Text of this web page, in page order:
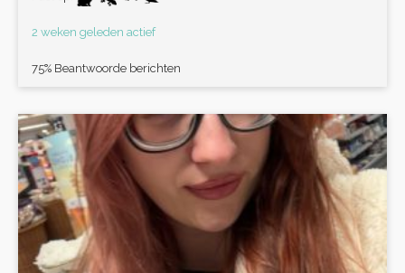
2 weken geleden actief
75% Beantwoorde berichten